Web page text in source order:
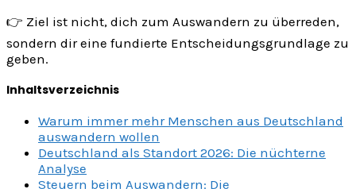
👉 Ziel ist nicht, dich zum Auswandern zu überreden,
sondern dir eine fundierte Entscheidungsgrundlage zu
geben.
Inhaltsverzeichnis
Warum immer mehr Menschen aus Deutschland
auswandern wollen
Deutschland als Standort 2026: Die nüchterne
Analyse
Steuern beim Auswandern: Die